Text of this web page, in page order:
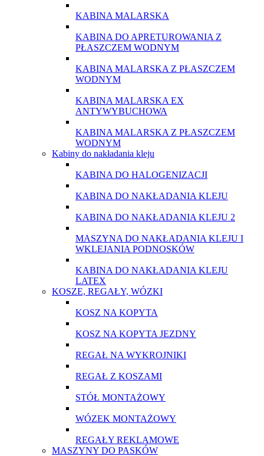
KABINA MALARSKA
KABINA DO APRETUROWANIA Z
PŁASZCZEM WODNYM
KABINA MALARSKA Z PŁASZCZEM
WODNYM
KABINA MALARSKA EX
ANTYWYBUCHOWA
KABINA MALARSKA Z PŁASZCZEM
WODNYM
Kabiny do nakładania kleju
KABINA DO HALOGENIZACJI
KABINA DO NAKŁADANIA KLEJU
KABINA DO NAKŁADANIA KLEJU 2
MASZYNA DO NAKŁADANIA KLEJU I
WKLEJANIA PODNOSKÓW
KABINA DO NAKŁADANIA KLEJU
LATEX
KOSZE, REGAŁY, WÓZKI
KOSZ NA KOPYTA
KOSZ NA KOPYTA JEZDNY
REGAŁ NA WYKROJNIKI
REGAŁ Z KOSZAMI
STÓŁ MONTAŻOWY
WÓZEK MONTAŻOWY
REGAŁY REKLAMOWE
MASZYNY DO PASKÓW